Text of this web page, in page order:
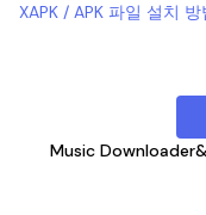
XAPK / APK 파일 설치 방
Music